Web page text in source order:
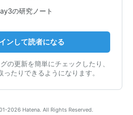
の研究ノート
ンして読者になる
の更新を簡単にチェックしたり、
たりできるようになります。
2026 Hatena. All Rights Reserved.